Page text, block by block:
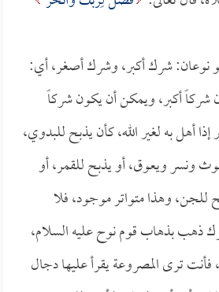
نوعان: شرك أكبر، وشرك أصغر، أي:
شركاً أكبر، ويمكن أن يكون شركاً
أهل به لغير الله، كأن يذبح للبدوي،
ونسر ويعوق، أو يذبح للقمر، أو
للجن، وهذا متواتر موجود، فلا
ذهب بذهاب قوم نوح عليه السلام،
فأنت ترى المصروعة يقرأ عليها دجال